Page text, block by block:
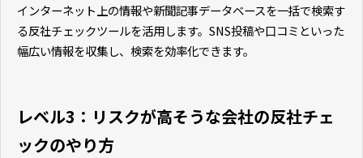
インターネット上の情報や新聞記事データベースを一括で検索す
る反社チェックツールを活用します。SNS投稿や口コミといった
幅広い情報を収集し、検索を効率化できます。
レベル3：リスクが高そうな会社の反社チェ
ックのやり方